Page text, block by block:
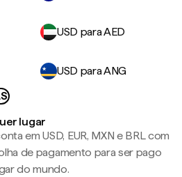
USD para AED
USD para ANG
lugar
em USD, EUR, MXN e BRL com
de pagamento para ser pago
do mundo.